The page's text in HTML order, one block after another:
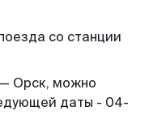
со станции
Орск, можно
даты - 04-